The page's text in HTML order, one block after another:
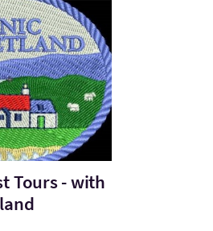
and Dumb...
Unst Tours - with Scenic Shetland
Tours - with